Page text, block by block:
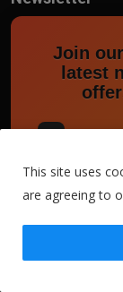
Join
latest
This site uses
are agreeing to